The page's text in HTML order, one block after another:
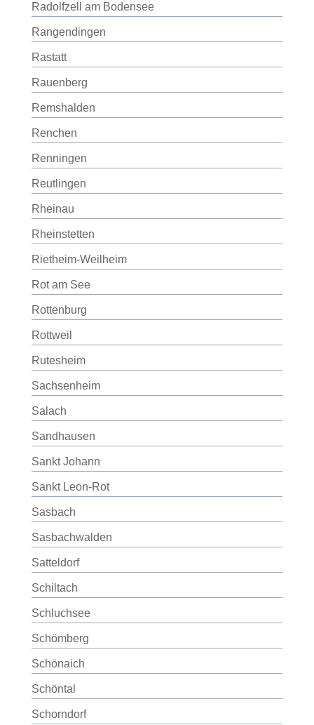
Radolfzell am Bodensee
Rangendingen
Rastatt
Rauenberg
Remshalden
Renchen
Renningen
Reutlingen
Rheinau
Rheinstetten
Rietheim-Weilheim
Rot am See
Rottenburg
Rottweil
Rutesheim
Sachsenheim
Salach
Sandhausen
Sankt Johann
Sankt Leon-Rot
Sasbach
Sasbachwalden
Satteldorf
Schiltach
Schluchsee
Schömberg
Schönaich
Schöntal
Schorndorf